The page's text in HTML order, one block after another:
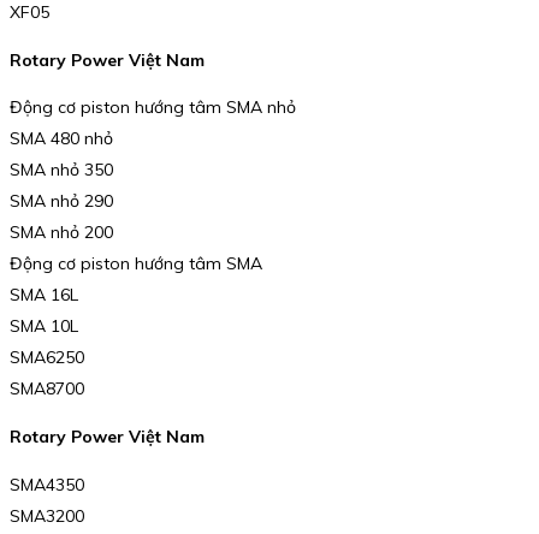
XF05
Rotary Power Việt Nam
Động cơ piston hướng tâm SMA nhỏ
SMA 480 nhỏ
SMA nhỏ 350
SMA nhỏ 290
SMA nhỏ 200
Động cơ piston hướng tâm SMA
SMA 16L
SMA 10L
SMA6250
SMA8700
Rotary Power Việt Nam
SMA4350
SMA3200